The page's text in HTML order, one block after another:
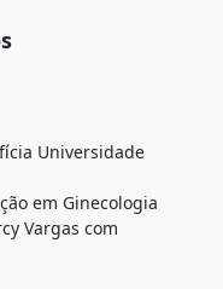
Universidade
em Ginecologia
Vargas com